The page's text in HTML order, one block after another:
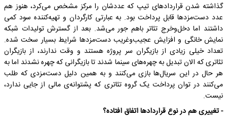
گذاشته شدن قراردادهای تیپ که عددشان را مرکز مشخص می‌کرد، هنوز هم
عدد دست‌مزدها قابل پرداخت بود. به عبارتی کارگردان و تهیه‌کننده سود کمی
داشتند اما دخل‌و‌خرج تئاتر باهم جور می‌شد. بعد از گسترش تولیدات شبکه
نمایش خانگی و افزایش عجیب‌و‌غریب دست‌مزدها شرایط بسیار سخت شده.
تعداد خیلی زیادی از بازیگران سر پروژه هستند و وقت ندارند، از بازیگران
تئاتری که الان تبدیل به چهره‌های سینما شدند تا بازیگرانی که چهره نشدند اما به
هر حال در این سریال‌ها بازی می‌کنند و‌ به همین دلیل دست‌مزدی که طلب
می‌کنند در توان پرداخت یک‌ گروه تئاتری که پشتوانه‌ی مالی از جایی ندارد،
نیست.
- تغییری هم در نوع قراردادها اتفاق افتاده؟